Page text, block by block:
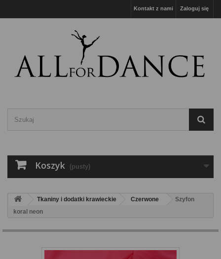
Zaloguj się
Kontakt z nami
Koszyk (pusty)
Tkaniny i dodatki krawieckie Czerwone
Szyfon
koral neon